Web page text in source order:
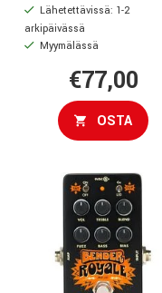
Lähetettävissä: 1-2
arkipäivässä
Myymälässä
€77,00
OSTA